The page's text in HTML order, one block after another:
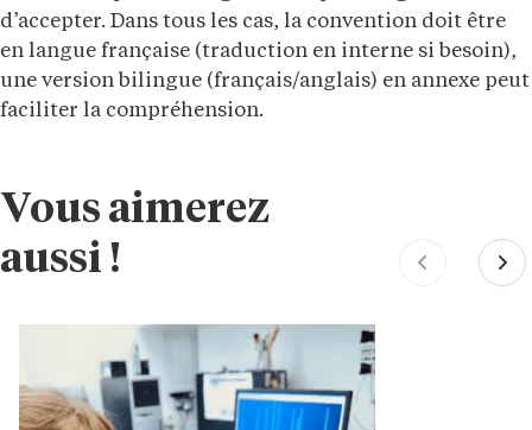
d’accepter. Dans tous les cas, la convention doit être
en langue française (traduction en interne si besoin),
une version bilingue (français/anglais) en annexe peut
faciliter la compréhension.
Vous aimerez
aussi !